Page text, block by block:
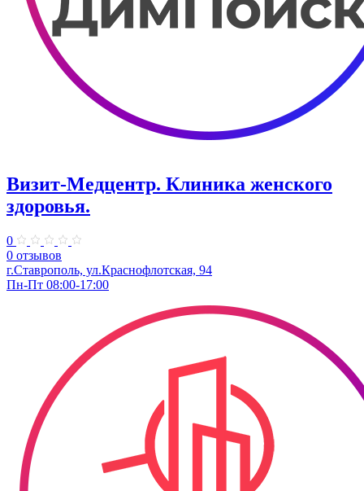
Визит-Медцентр. Клиника женского
здоровья.
0
0 отзывов
г.Ставрополь, ул.Краснофлотская, 94
Пн-Пт 08:00-17:00